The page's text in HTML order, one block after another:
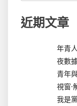
近期文章
年青
夜數
青年
視窗·
我是